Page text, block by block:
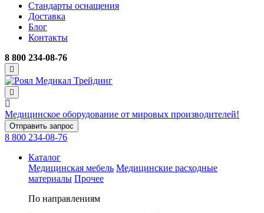
Стандарты оснащения
Доставка
Блог
Контакты
8 800 234-08-76
Медицинское оборудование от мировых производителей!
Отправить запрос
8 800 234-08-76
Каталог
Медицинская мебель Медицинские расходные
материалы Прочее
По направлениям